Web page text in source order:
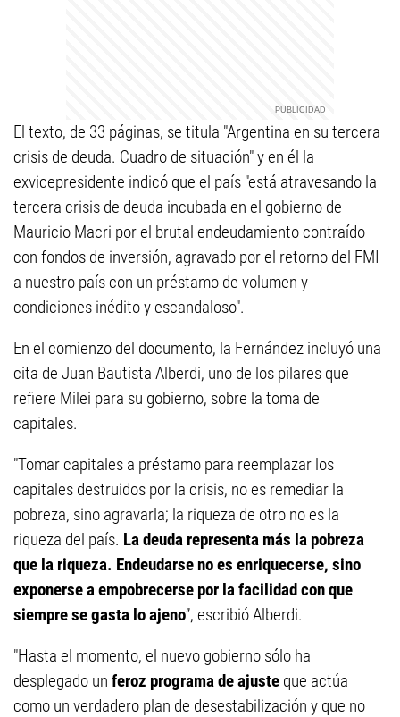
El texto, de 33 páginas, se titula "Argentina en su tercera
crisis de deuda. Cuadro de situación" y en él la
exvicepresidente indicó que el país "está atravesando la
tercera crisis de deuda incubada en el gobierno de
Mauricio Macri por el brutal endeudamiento contraído
con fondos de inversión, agravado por el retorno del FMI
a nuestro país con un préstamo de volumen y
condiciones inédito y escandaloso".
En el comienzo del documento, la Fernández incluyó una
cita de Juan Bautista Alberdi, uno de los pilares que
refiere Milei para su gobierno, sobre la toma de
capitales.
"Tomar capitales a préstamo para reemplazar los
capitales destruidos por la crisis, no es remediar la
pobreza, sino agravarla; la riqueza de otro no es la
riqueza del país. La deuda representa más la pobreza
que la riqueza. Endeudarse no es enriquecerse, sino
exponerse a empobrecerse por la facilidad con que
siempre se gasta lo ajeno”, escribió Alberdi.
"Hasta el momento, el nuevo gobierno sólo ha
desplegado un feroz programa de ajuste que actúa
como un verdadero plan de desestabilización y que no